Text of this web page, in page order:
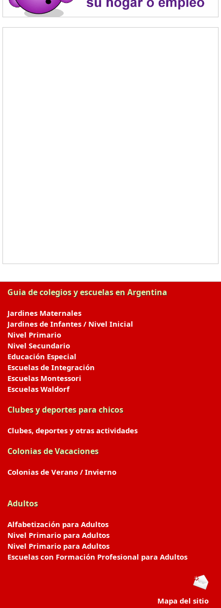
Guia de colegios y escuelas en Argentina
Jardines Maternales
Jardines de Infantes / Nivel Inicial
Nivel Primario
Nivel Secundario
Educación Especial
Escuelas de Integración
Escuelas Montessori
Escuelas Waldorf
Clubes y deportes para chicos
Clubes, deportes y otras actividades
Colonias de Vacaciones
Colonias de Verano / Invierno
Adultos
Alfabetización para Adultos
Nivel Primario para Adultos
Nivel Primario para Adultos
Escuelas con Formación Profesional para Adultos
Mapa del sitio